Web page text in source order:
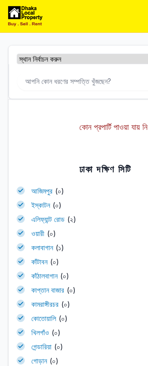
ঢাকা লোকাল প্রপার্টি
কোন প্রপার্টি পাওয়া যায় নি
ঢাকা দক্ষিণ সিটি
আজিমপুর (০)
ইস্কাটন (০)
এলিফ্যান্ট রোড (২)
ওয়ারী (০)
কলাবাগান (১)
কাঁটাবন (০)
কাঁঠালবাগান (০)
কাপ্তান বাজার (০)
কামরাঙ্গীরচর (০)
কোতোয়ালি (০)
খিলগাঁও (০)
গেন্ডারিয়া (০)
গোড়ান (০)